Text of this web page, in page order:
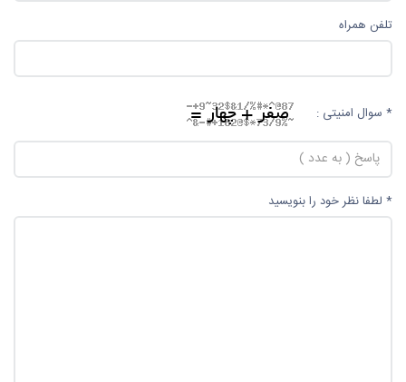
تلفن همراه
* سوال امنیتی :
* لطفا نظر خود را بنویسید